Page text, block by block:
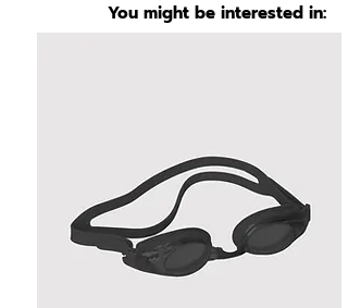
You might be interested in: